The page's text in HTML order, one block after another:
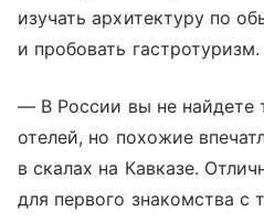
изучать архитектуру по
и пробовать гастротуризм.
— В России вы не найдете
отелей, но похожие
в скалах на Кавказе.
для первого знакомства с